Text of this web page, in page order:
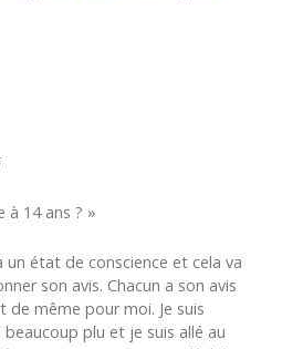
à 14 ans ? »
un état de conscience et cela va
son avis. Chacun a son avis
de même pour moi. Je suis
plu et je suis allé au